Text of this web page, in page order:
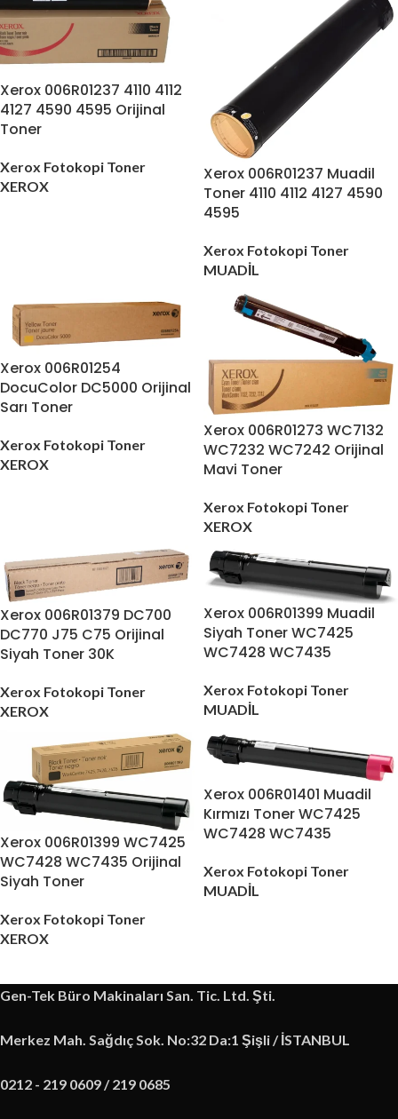
Xerox 006R01237 4110 4112
4127 4590 4595 Orijinal
Toner
Xerox Fotokopi Toner
XEROX
Xerox 006R01237 Muadil
Toner 4110 4112 4127 4590
4595
Xerox Fotokopi Toner
MUADİL
Xerox 006R01254
DocuColor DC5000 Orijinal
Sarı Toner
Xerox Fotokopi Toner
XEROX
Xerox 006R01273 WC7132
WC7232 WC7242 Orijinal
Mavi Toner
Xerox Fotokopi Toner
XEROX
Xerox 006R01379 DC700
DC770 J75 C75 Orijinal
Siyah Toner 30K
Xerox Fotokopi Toner
XEROX
Xerox 006R01399 Muadil
Siyah Toner WC7425
WC7428 WC7435
Xerox Fotokopi Toner
MUADİL
Xerox 006R01399 WC7425
WC7428 WC7435 Orijinal
Siyah Toner
Xerox Fotokopi Toner
XEROX
Xerox 006R01401 Muadil
Kırmızı Toner WC7425
WC7428 WC7435
Xerox Fotokopi Toner
MUADİL
Gen-Tek Büro Makinaları San. Tic. Ltd. Şti.
Merkez Mah. Sağdıç Sok. No:32 Da:1 Şişli / İSTANBUL
0212 - 219 0609 / 219 0685